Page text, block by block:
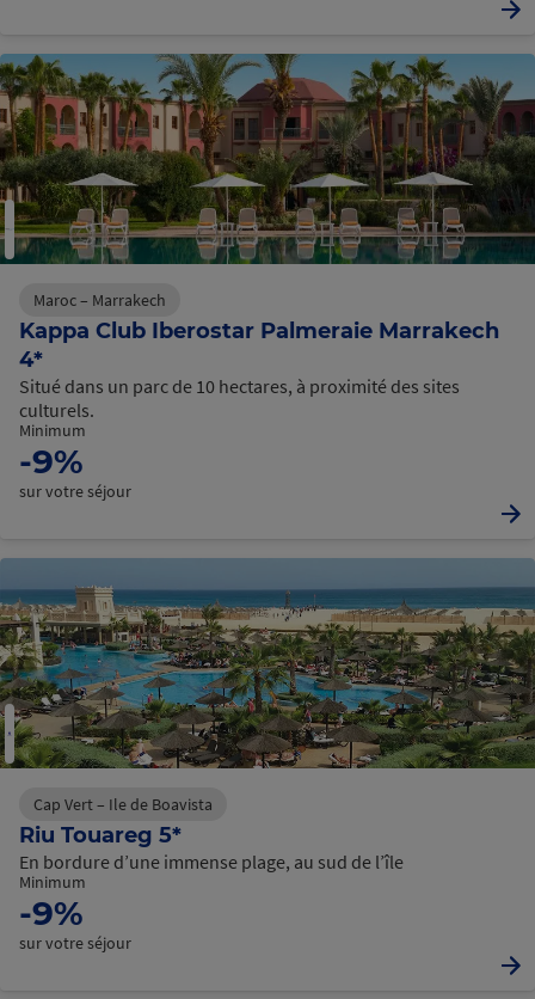
Maroc – Marrakech
Kappa Club Iberostar Palmeraie Marrakech
4*
Situé dans un parc de 10 hectares, à proximité des sites
culturels.
Minimum
-9%
sur votre séjour
Cap Vert – Ile de Boavista
Riu Touareg 5*
En bordure d’une immense plage, au sud de l’île
Minimum
-9%
sur votre séjour